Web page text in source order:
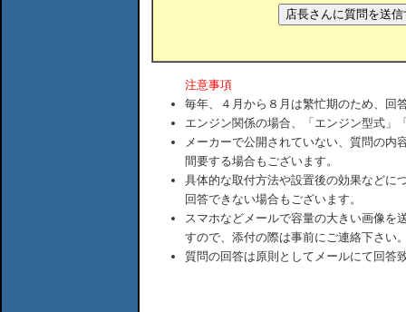
注意事項
毎年、４月から８月は繁忙期のため、回
エンジン関係の場合、「エンジン型式」
メーカーで公開されていない、質問の内
間要する場合もございます。
具体的な取付方法や設置後の効果などに
回答できない場合もございます。
スマホなどメールで容量の大きい画像を
すので、添付の際は事前にご連絡下さい
質問の回答は原則としてメールにて回答